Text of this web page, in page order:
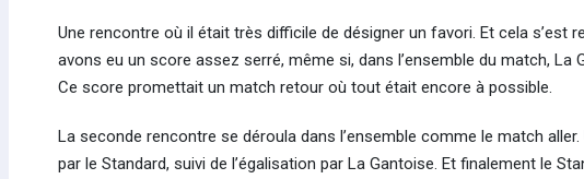
Une rencontre où il était très difficile de désigner un favori. Et cela s’est
avons eu un score assez serré, même si, dans l’ensemble du match,
Ce score promettait un match retour où tout était encore à possible.
La seconde rencontre se déroula dans l’ensemble comme le match
par le Standard, suivi de l’égalisation par La Gantoise. Et finalement le